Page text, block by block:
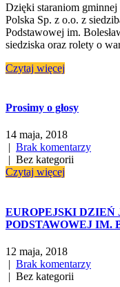
Dzięki staraniom
Polska Sp. z o.o. z
Podstawowej im.
siedziska oraz rolety o
Czytaj więcej
Prosimy o głosy
14 maja, 2018
Brak komentarzy
| Bez kategorii
Czytaj więcej
EUROPEJSKI DZIEŃ
PODSTAWOWEJ IM.
12 maja, 2018
| Brak komentarzy
| Bez kategorii